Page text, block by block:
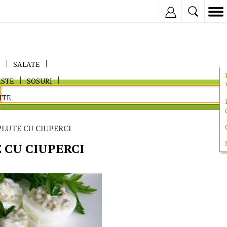
SALATE
SOSURI
CU CIUPERCI
CIUPERCI